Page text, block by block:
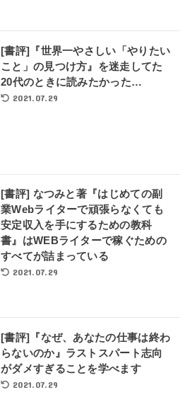
[書評]『世界一やさしい「やりたい
こと」の見つけ方』を迷走してた
20代のときに読みたかった…
2021.07.29
[書評] なつみと著『はじめての副
業Webライターで頑張らなくても
安定収入を手にするための教科
書』はWEBライターで稼ぐための
すべてが詰まっている
2021.07.29
[書評]『なぜ、あなたの仕事は終わ
らないのか』ラストスパート志向
がダメすぎることを学べます
2021.07.29